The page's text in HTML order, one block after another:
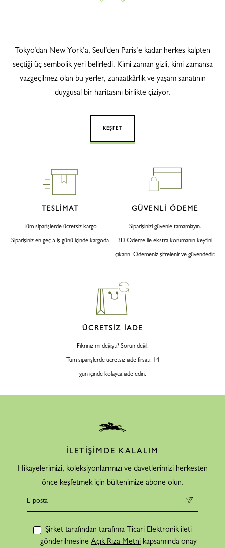
Tokyo’dan New York’a, Seul’den Paris’e kadar herkes kalpten
seçtiği üç sembolik yeri belirledi. Kimi zaman gizli, kimi zamansa
vazgeçilmez olan bu yerler, zanaatkârlık ve yaşam sanatının
duygusal bir haritasını birlikte çiziyor.
KEŞFET
TESLİMAT
Tüm siparişlerde ücretsiz kargo
Siparişiniz en geç 5 iş günü içinde kargoda
GÜVENLİ ÖDEME
Siparişinizi güvenle tamamlayın.
3D Ödeme ile ekstra korumanın keyfini
çıkarın. Ödemeniz şifrelenir ve güvendedir.
ÜCRETSİZ İADE
Fikriniz mi değişti? Sorun değil.
Tüm siparişlerde ücretsiz iade fırsatı. 14
gün içinde kolayca iade edin.
İLETİŞİMDE KALALIM
Hikayelerimizi, koleksiyonlarımızı ve davetlerimizi herkesten
önce keşfetmek için bültenimize abone olun.
Şirket tarafından tarafıma Ticari Elektronik ileti
gönderilmesine Açık Rıza Metni kapsamında onay